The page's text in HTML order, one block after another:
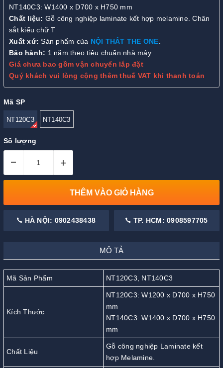
NT140C3: W1400 x D700 x H750 mm
Chất liệu: Gỗ công nghiệp laminate kết hợp melamine. Chân
sắt kiểu chữ T
Xuất xứ: Sản phẩm của NỘI THẤT THE ONE.
Bảo hành: 1 năm theo tiêu chuẩn nhà máy
Giá chưa bao gồm vận chuyển lắp đặt
Quý khách vui lòng cộng thêm thuế VAT khi thanh toán
Mã SP
NT120C3 NT140C3
Số lượng
– +
THÊM VÀO GIỎ HÀNG
HÀ NỘI: 0902438438 TP. HCM: 0908597705
MÔ TẢ
Mã Sản Phẩm NT120C3, NT140C3
Kích Thước
NT120C3: W1200 x D700 x H750
mm
NT140C3: W1400 x D700 x H750
mm
Chất Liệu
Gỗ công nghiệp Laminate kết
hợp Melamine.